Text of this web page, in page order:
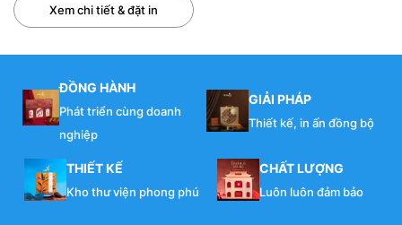
Catalog
Xem chi tiết & đặt in
ĐỒNG HÀNH
Phát triển cùng doanh
nghiệp
GIẢI PHÁP
Thiết kế, in ấn đồng bộ
THIẾT KẾ
Kho thư viện phong phú
CHẤT LƯỢNG
Luôn luôn đảm bảo